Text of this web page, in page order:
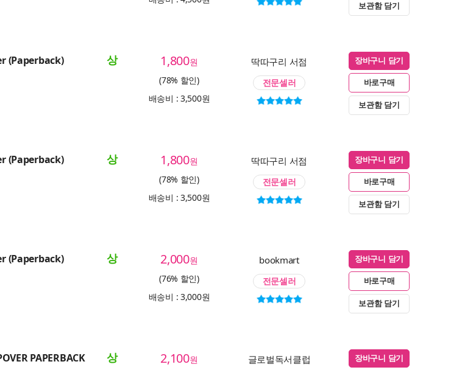
보관함 담기
(Paperback) 상 1,800원
(78% 할인)
배송비 : 3,500원
딱따구리 서점
전문셀러
장바구니 담기
바로구매
보관함 담기
(Paperback) 상 1,800원
(78% 할인)
배송비 : 3,500원
딱따구리 서점
전문셀러
장바구니 담기
바로구매
보관함 담기
(Paperback) 상 2,000원
(76% 할인)
배송비 : 3,000원
bookmart
전문셀러
장바구니 담기
바로구매
보관함 담기
PAPERBACK 상 2,100원
글로벌독서클럽 장바구니 담기